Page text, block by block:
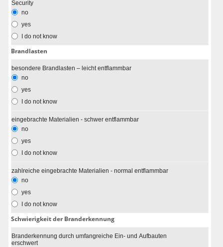
Security
no
yes
I do not know
Brandlasten
besondere Brandlasten – leicht entflammbar
no
yes
I do not know
eingebrachte Materialien - schwer entflammbar
no
yes
I do not know
zahlreiche eingebrachte Materialien - normal entflammbar
no
yes
I do not know
Schwierigkeit der Branderkennung
Branderkennung durch umfangreiche Ein- und Aufbauten
erschwert